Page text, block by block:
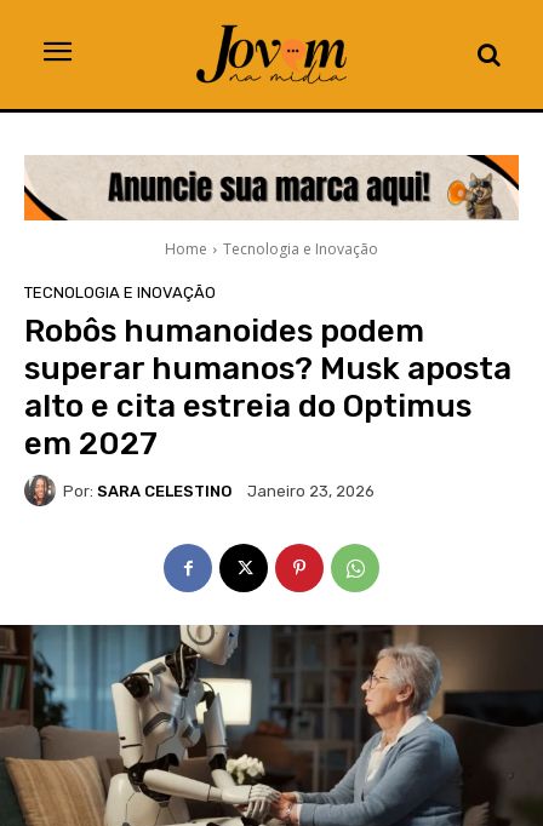
Home Tecnologia e Inovação
TECNOLOGIA E INOVAÇÃO
Robôs humanoides podem
superar humanos? Musk aposta
alto e cita estreia do Optimus
em 2027
Por: SARA CELESTINO Janeiro 23, 2026